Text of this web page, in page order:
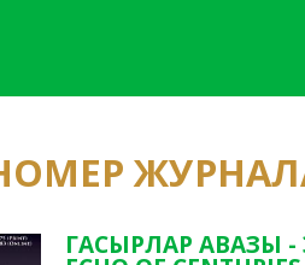
ГАСЫРЛАР АВАЗЫ -